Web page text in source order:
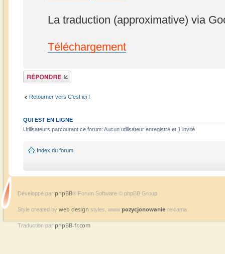
La traduction (approximative) via
Téléchargement
Répondre
Retourner vers C'est ici !
QUI EST EN LIGNE
Utilisateurs parcourant ce forum: Aucun utilisateur enregistré et 1 invité
Index du forum
Développé par phpBB® Forum Software © phpBB Group
Style created by web design styles, www pozycjonowanie reklama
Traduction par phpBB-fr.com